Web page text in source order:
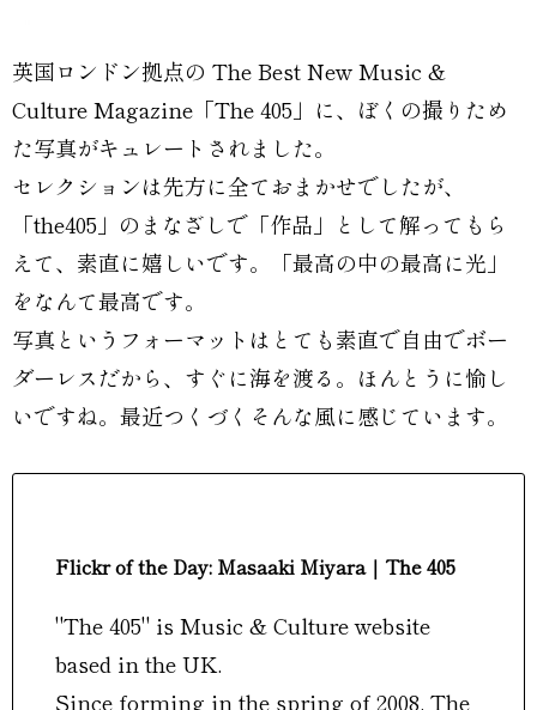
英国ロンドン拠点の The Best New Music &
Culture Magazine「The 405」に、ぼくの撮りため
た写真がキュレートされました。
セレクションは先方に全ておまかせでしたが、
「the405」のまなざしで「作品」として解ってもら
えて、素直に嬉しいです。「最高の中の最高に光」
をなんて最高です。
写真というフォーマットはとても素直で自由でボー
ダーレスだから、すぐに海を渡る。ほんとうに愉し
いですね。最近つくづくそんな風に感じています。
Flickr of the Day: Masaaki Miyara｜The 405
"The 405" is Music & Culture website
based in the UK.
Since forming in the spring of 2008, The